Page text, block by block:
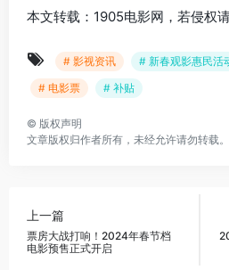
本文转载：1905电影网，若侵权
# 影视资讯 # 新春观影惠民活
# 电影票
# 补贴
© 版权声明
文章版权归作者所有，未经允许请勿转载。
上一篇
票房大战打响！2024年春节档
电影预售正式开启